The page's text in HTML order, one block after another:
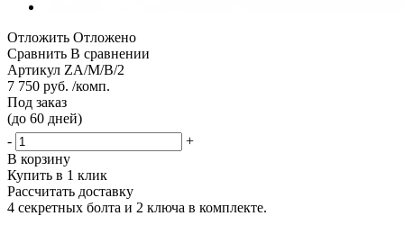
Отложить Отложено
Сравнить В сравнении
Артикул ZA/M/B/2
7 750 руб. /комп.
Под заказ
(до 60 дней)
-
+
В корзину
Купить в 1 клик
Рассчитать доставку
4 секретных болта и 2 ключа в комплекте.